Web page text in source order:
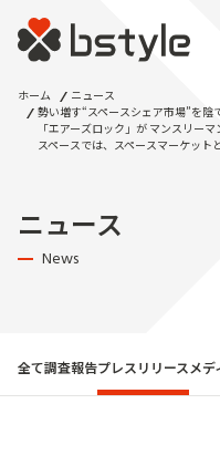
ホーム
ニュース
勢い増す“スペースシェア市場”を
「エアーズロック」が マンスリー
スペースでは、スペースマーケット
ニュース
News
全て調査報告プレスリリース メ